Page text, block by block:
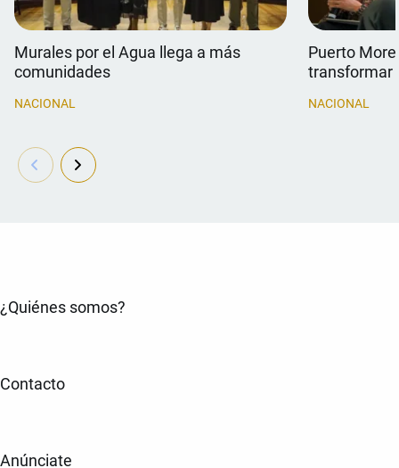
Murales por el Agua llega a más
comunidades
NACIONAL
Puerto
transformar
NACIONAL
¿Quiénes somos?
Contacto
Anúnciate